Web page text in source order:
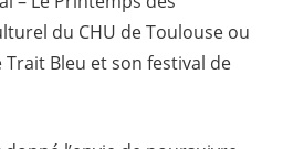
du CHU de Toulouse ou
Trait Bleu et son festival de